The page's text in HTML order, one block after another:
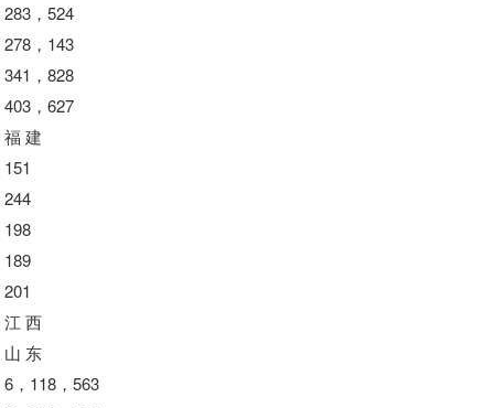
283，524
278，143
341，828
403，627
福 建
151
244
198
189
201
江 西
山 东
6，118，563